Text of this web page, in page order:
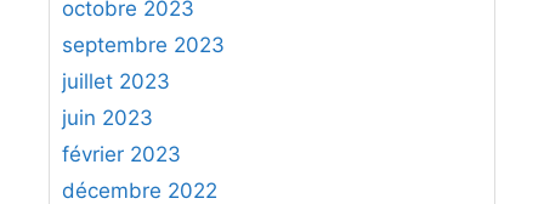
octobre 2023
septembre 2023
juillet 2023
juin 2023
février 2023
décembre 2022